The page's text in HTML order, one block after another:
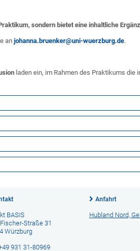
sondern bietet eine inhaltliche
an johanna.bruenker@uni-wuerzburg.de.
laden ein, im Rahmen des Praktikums die
BASIS
Straße 31
Würzburg
931 31-80969
Anfahrt
Hubland Nord,